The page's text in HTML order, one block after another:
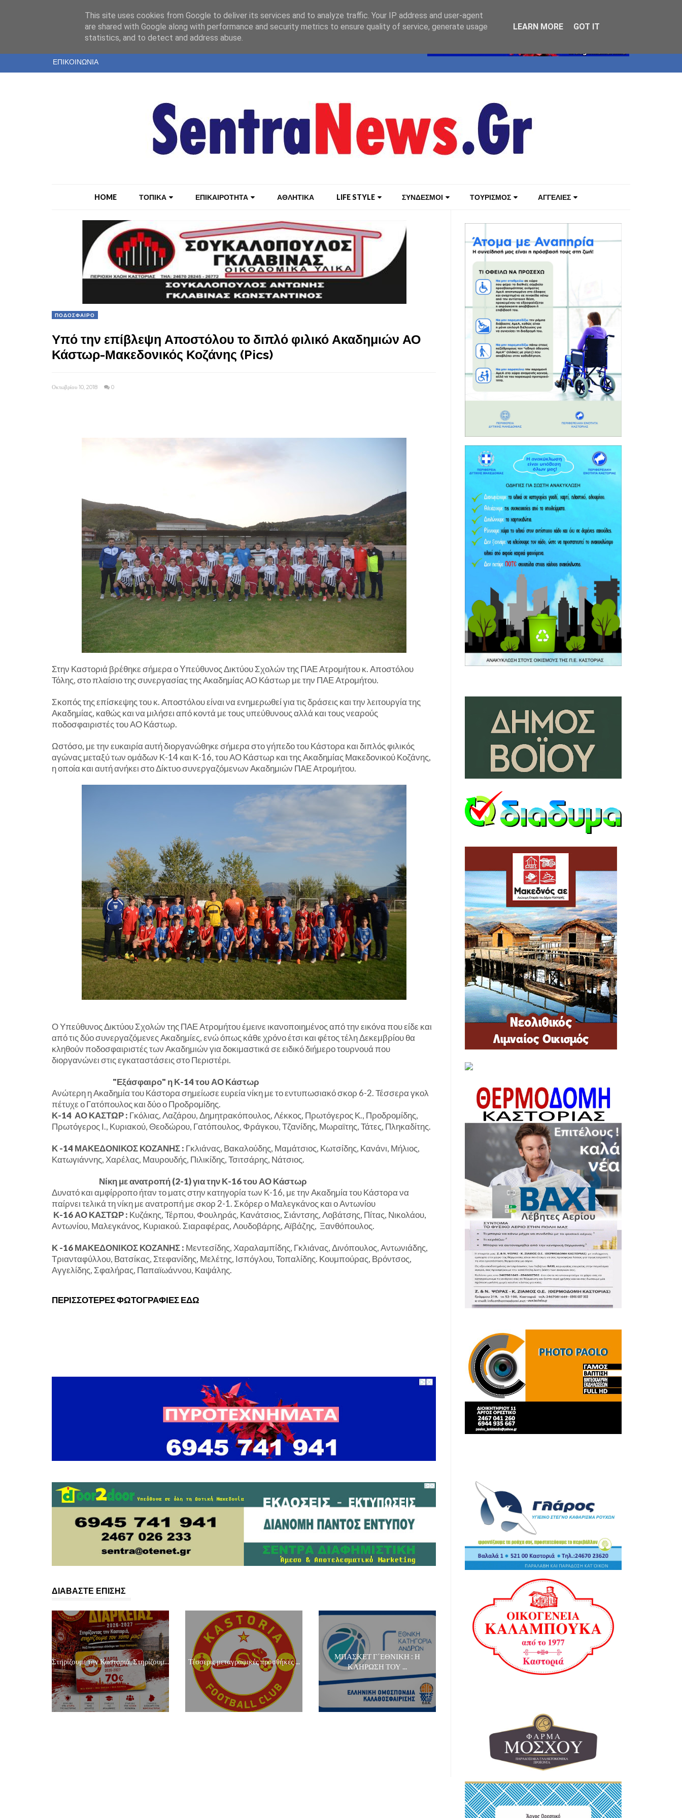
ΤΑΥΤΟΤΗΤΑ
ΕΝΤΥΠΗ ΕΚΔΟΣΗ
ΕΠΙΚΟΙΝΩΝΙΑ
HOME ΤΟΠΙΚΑ ΕΠΙΚΑΙΡΟΤΗΤΑ ΑΘΛΗΤΙΚΑ LIFE STYLE ΣΥΝΔΕΣΜΟΙ ΤΟΥΡΙΣΜΟΣ ΑΓΓΕΛΙΕΣ
ΠΟΔΟΣΦΑΙΡΟ
Yπό την επίβλεψη Αποστόλου το διπλό φιλικό Ακαδημιών ΑΟ
Κάστωρ-Μακεδονικός Κοζάνης (Pics)
Οκτωβρίου 10, 2018 0
Στην Καστοριά βρέθηκε σήμερα ο Yπεύθυνος Δικτύου Σχολών της ΠΑΕ Ατρομήτου κ. Αποστόλου
Τόλης, στο πλαίσιο της συνεργασίας της Ακαδημίας ΑΟ Κάστωρ με την ΠΑΕ Ατρομήτου.
Σκοπός της επίσκεψης του κ. Αποστόλου είναι να ενημερωθεί για τις δράσεις και την λειτουργία της
Ακαδημίας, καθώς και να μιλήσει από κοντά με τους υπεύθυνους αλλά και τους νεαρούς
ποδοσφαιριστές του ΑΟ Κάστωρ.
Ωστόσο, με την ευκαιρία αυτή διοργανώθηκε σήμερα στο γήπεδο του Κάστορα και διπλός φιλικός
αγώνας μεταξύ των ομάδων Κ-14 και Κ-16, του ΑΟ Κάστωρ και της Ακαδημίας Μακεδονικού Κοζάνης,
η οποία και αυτή ανήκει στο Δίκτυο συνεργαζόμενων Ακαδημιών ΠΑΕ Ατρομήτου.
Ο Υπεύθυνος Δικτύου Σχολών της ΠΑΕ Ατρομήτου έμεινε ικανοποιημένος από την εικόνα που είδε και
από τις δύο συνεργαζόμενες Ακαδημίες, ενώ όπως κάθε χρόνο έτσι και φέτος τέλη Δεκεμβρίου θα
κληθούν ποδοσφαιριστές των Ακαδημιών για δοκιμαστικά σε ειδικό διήμερο τουρνουά που
διοργανώνει στις εγκαταστάσεις στο Περιστέρι.
"Εξάσφαιρο" η Κ-14 του ΑΟ Κάστωρ
Ανώτερη η Ακαδημία του Κάστορα σημείωσε ευρεία νίκη με το εντυπωσιακό σκορ 6-2. Τέσσερα γκολ
πέτυχε ο Γατόπουλος και δύο ο Προδρομίδης.
Κ-14 ΑΟ ΚΑΣΤΩΡ : Γκόλιας, Λαζάρου, Δημητρακόπουλος, Λέκκος, Πρωτόγερος Κ., Προδρομίδης,
Πρωτόγερος Ι., Κυριακού, Θεοδώρου, Γατόπουλος, Φράγκου, Τζανίδης, Μωραϊτης, Τάτες, Πληκαδίτης.
Κ -14 ΜΑΚΕΔΟΝΙΚΟΣ ΚΟΖΑΝΗΣ : Γκλιάνας, Βακαλούδης, Μαμάτσιος, Κωτσίδης, Κανάνι, Μήλιος,
Κατωγιάννης, Χαρέλας, Μαυρουδής, Πιλικίδης, Τσιτσάρης, Νάτσιος.
Νίκη με ανατροπή (2-1) για την Κ-16 του ΑΟ Κάστωρ
Δυνατό και αμφίρροπο ήταν το ματς στην κατηγορία των Κ-16, με την Ακαδημία του Κάστορα να
παίρνει τελικά τη νίκη με ανατροπή με σκορ 2-1. Σκόρερ ο Μαλεγκάνος και ο Αντωνίου
Κ-16 ΑΟ ΚΑΣΤΩΡ : Κυζάκης, Τέρπου, Φουληράς, Κανάτσιος, Σιάντσης, Λοβάτσης, Πίτας, Νικολάου,
Αντωνίου, Μαλεγκάνος, Κυριακού. Σιαραφέρας, Λουδοβάρης, Αϊβάζης, Ξανθόπουλος.
Κ -16 ΜΑΚΕΔΟΝΙΚΟΣ ΚΟΖΑΝΗΣ : Μεντεσίδης, Χαραλαμπίδης, Γκλιάνας, Δινόπουλος, Αντωνιάδης,
Τριανταφύλλου, Βατσίκας, Στεφανίδης, Μελέτης, Ισπόγλου, Τοπαλίδης. Κουμπούρας, Βρόντσος,
Αγγελίδης, Σφαλήρας, Παπαϊωάννου, Καψάλης.
ΠΕΡΙΣΣΟΤΕΡΕΣ ΦΩΤΟΓΡΑΦΙΕΣ ΕΔΩ
ΔΙΑΒΑΣΤΕ ΕΠΙΣΗΣ
Στηρίζουμε την Καστοριά, Στηρίζουμ... Τέσσερις μεταγραφικές προσθήκες ...
ΜΠΑΣΚΕΤ Γ΄ΕΘΝΙΚΗ : Η
ΚΛΗΡΩΣΗ ΤΟΥ ...
This site uses cookies from Google to deliver its services and to analyze traffic. Your IP address and user-agent
are shared with Google along with performance and security metrics to ensure quality of service, generate usage
statistics, and to detect and address abuse.
LEARN MORE GOT IT